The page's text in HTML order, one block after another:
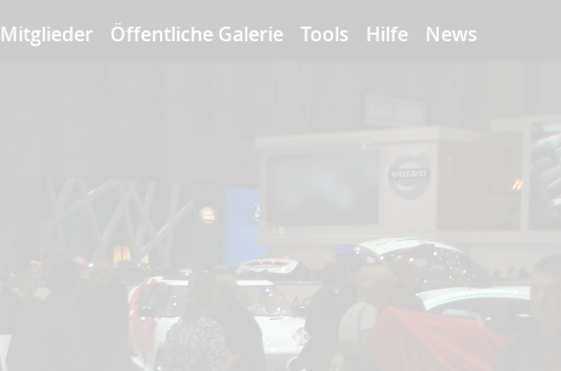
Mitglieder Öffentliche Galerie Tools Hilfe News